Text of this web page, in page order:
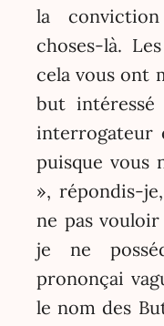
la
choses-là.
cela vous ont
but
interrogateur
puisque vous
», répondis-
ne pas
je ne
prononçai
le nom des